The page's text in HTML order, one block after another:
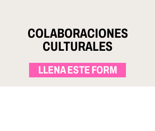
COLABORACIONES
CULTURALES
LLENA ESTE FORM